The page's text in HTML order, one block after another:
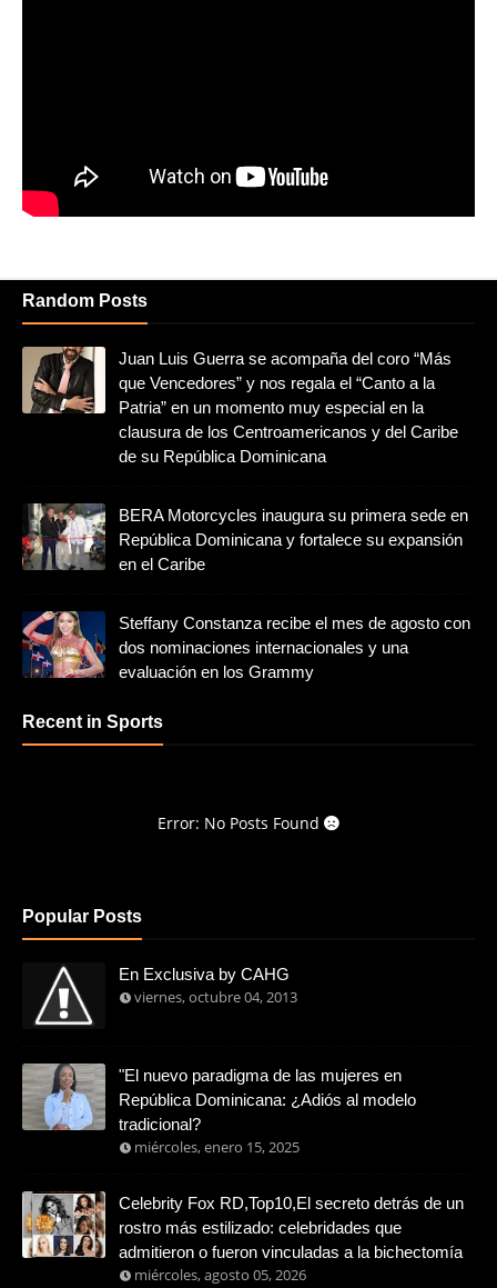
Random Posts
Juan Luis Guerra se acompaña del coro “Más
que Vencedores” y nos regala el “Canto a la
Patria” en un momento muy especial en la
clausura de los Centroamericanos y del Caribe
de su República Dominicana
BERA Motorcycles inaugura su primera sede en
República Dominicana y fortalece su expansión
en el Caribe
Steffany Constanza recibe el mes de agosto con
dos nominaciones internacionales y una
evaluación en los Grammy
Recent in Sports
Error: No Posts Found
Popular Posts
En Exclusiva by CAHG
viernes, octubre 04, 2013
"El nuevo paradigma de las mujeres en
República Dominicana: ¿Adiós al modelo
tradicional?
miércoles, enero 15, 2025
Celebrity Fox RD,Top10,El secreto detrás de un
rostro más estilizado: celebridades que
admitieron o fueron vinculadas a la bichectomía
miércoles, agosto 05, 2026